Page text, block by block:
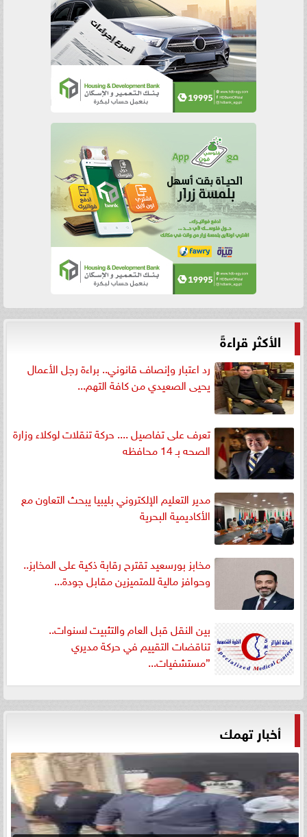
الأكثر قراءةً
رد اعتبار وإنصاف قانوني.. براءة رجل الأعمال
يحيى الصعيدي من كافة التهم...
تعرف على تفاصيل .... حركة تنقلات لوكلاء وزارة
الصحه بـ 14 محافظه
مدير التعليم الإلكتروني بليبيا يبحث التعاون مع
الأكاديمية البحرية
مخابز بورسعيد تقترح رقابة ذكية على المخابز..
وحوافز مالية للمتميزين مقابل جودة...
بين النقل قبل العام والتثبيت لسنوات..
تناقضات التقييم في حركة مديري
”مستشفيات...
أخبار تهمك